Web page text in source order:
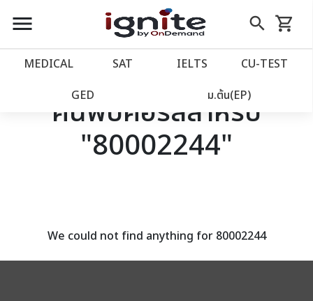
close
account_balance หน้าแรก
เว็บไซต์อิกไนท์
โปรโมชั่น
assignment ลงทะเบียน
menu search
Skip
to
shopping_cart
รถเข็น
MEDICAL SAT IELTS CU‑TEST
GED ม.ต้น(EP)
ค้นพบคอร์สสำหรับ
"80002244"
We could not find anything for 80002244